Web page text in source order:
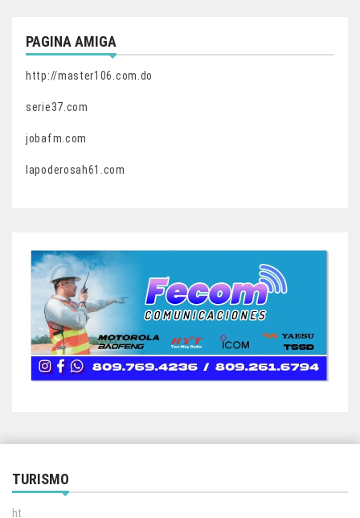
PAGINA AMIGA
http://master106.com.do
serie37.com
jobafm.com
lapoderosah61.com
TURISMO
ht